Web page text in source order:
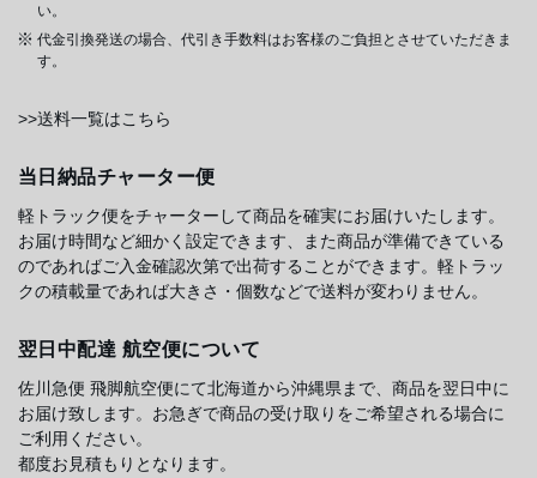
い。
代金引換発送の場合、代引き手数料はお客様のご負担とさせていただきま
す。
>>送料一覧はこちら
当日納品チャーター便
軽トラック便をチャーターして商品を確実にお届けいたします。
お届け時間など細かく設定できます、また商品が準備できている
のであればご入金確認次第で出荷することができます。軽トラッ
クの積載量であれば大きさ・個数などで送料が変わりません。
翌日中配達 航空便について
佐川急便 飛脚航空便にて北海道から沖縄県まで、商品を翌日中に
お届け致します。お急ぎで商品の受け取りをご希望される場合に
ご利用ください。
都度お見積もりとなります。